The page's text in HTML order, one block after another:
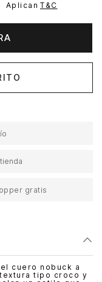
Aplican T&C
gratis
cuero nobuck a
tipo croco y